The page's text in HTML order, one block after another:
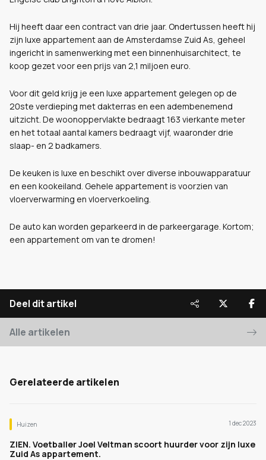
Hij heeft daar een contract van drie jaar. Ondertussen heeft hij
zijn luxe appartement aan de Amsterdamse Zuid As, geheel
ingericht in samenwerking met een binnenhuisarchitect, te
koop gezet voor een prijs van 2,1 miljoen euro.
Voor dit geld krijg je een luxe appartement gelegen op de
20ste verdieping met dakterras en een adembenemend
uitzicht. De woonoppervlakte bedraagt 163 vierkante meter
en het totaal aantal kamers bedraagt vijf, waaronder drie
slaap- en 2 badkamers.
De keuken is luxe en beschikt over diverse inbouwapparatuur
en een kookeiland. Gehele appartement is voorzien van
vloerverwarming en vloerverkoeling.
De auto kan worden geparkeerd in de parkeergarage. Kortom;
een appartement om van te dromen!
Deel dit artikel
Alle artikelen
Gerelateerde artikelen
Huizen 1 dec 2023
ZIEN. Voetballer Joel Veltman scoort huurder voor zijn luxe
Zuid As appartement.